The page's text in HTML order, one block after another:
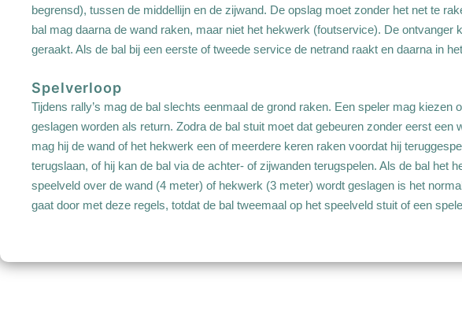
begrensd), tussen de middellijn en de zijwand. De opslag moet zonder het net te
bal mag daarna de wand raken, maar niet het hekwerk (foutservice). De
geraakt. Als de bal bij een eerste of tweede service de netrand raakt en daarna in
Spelverloop
Tijdens rally’s mag de bal slechts eenmaal de grond raken. Een speler mag
geslagen worden als return. Zodra de bal stuit moet dat gebeuren zonder eerst
mag hij de wand of het hekwerk een of meerdere keren raken voordat hij
terugslaan, of hij kan de bal via de achter- of zijwanden terugspelen. Als de bal het
speelveld over de wand (4 meter) of hekwerk (3 meter) wordt geslagen is het
gaat door met deze regels, totdat de bal tweemaal op het speelveld stuit of een